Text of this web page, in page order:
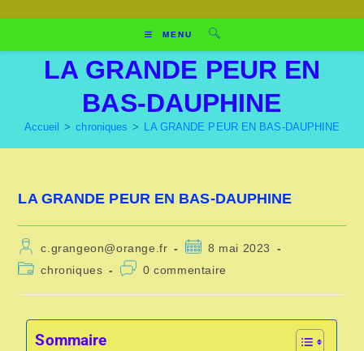
MENU
LA GRANDE PEUR EN
BAS-DAUPHINE
Accueil > chroniques > LA GRANDE PEUR EN BAS-DAUPHINE
LA GRANDE PEUR EN BAS-DAUPHINE
c.grangeon@orange.fr
8 mai 2023
chroniques
0 commentaire
Sommaire